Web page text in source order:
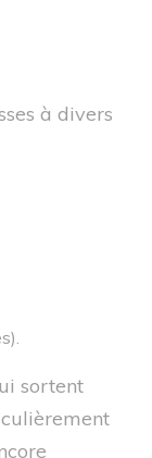
à divers
sortent